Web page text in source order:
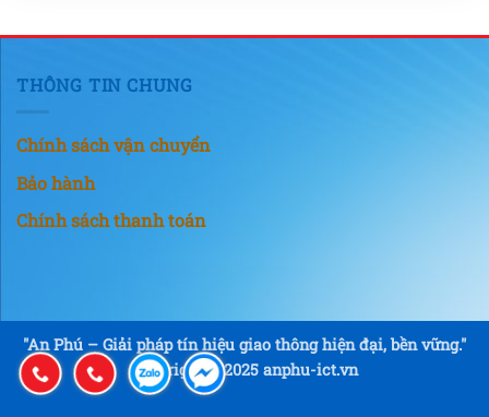
THÔNG TIN CHUNG
Chính sách vận chuyển
Bảo hành
Chính sách thanh toán
"An Phú – Giải pháp tín hiệu giao thông hiện đại, bền vững."
Copyright © 2025 anphu-ict.vn